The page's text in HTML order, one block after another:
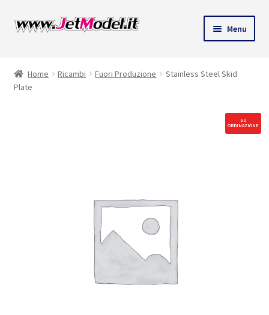
Vai
alla
Vai
Menu
Home Ricambi Fuori Produzione
Stainless Steel Skid
Plate
SU
ORDINAZIONE